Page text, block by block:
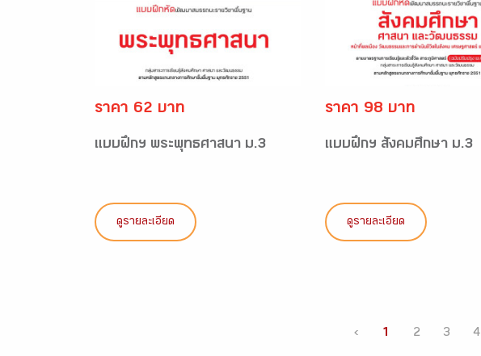
ราคา 62 บาท
แบบฝึกฯ พระพุทธศาสนา ม.3
ดูรายละเอียด
ราคา 98 บาท
แบบฝึกฯ สังคมศึกษา ม.3
ดูรายละเอียด
‹ 1 2 3 4